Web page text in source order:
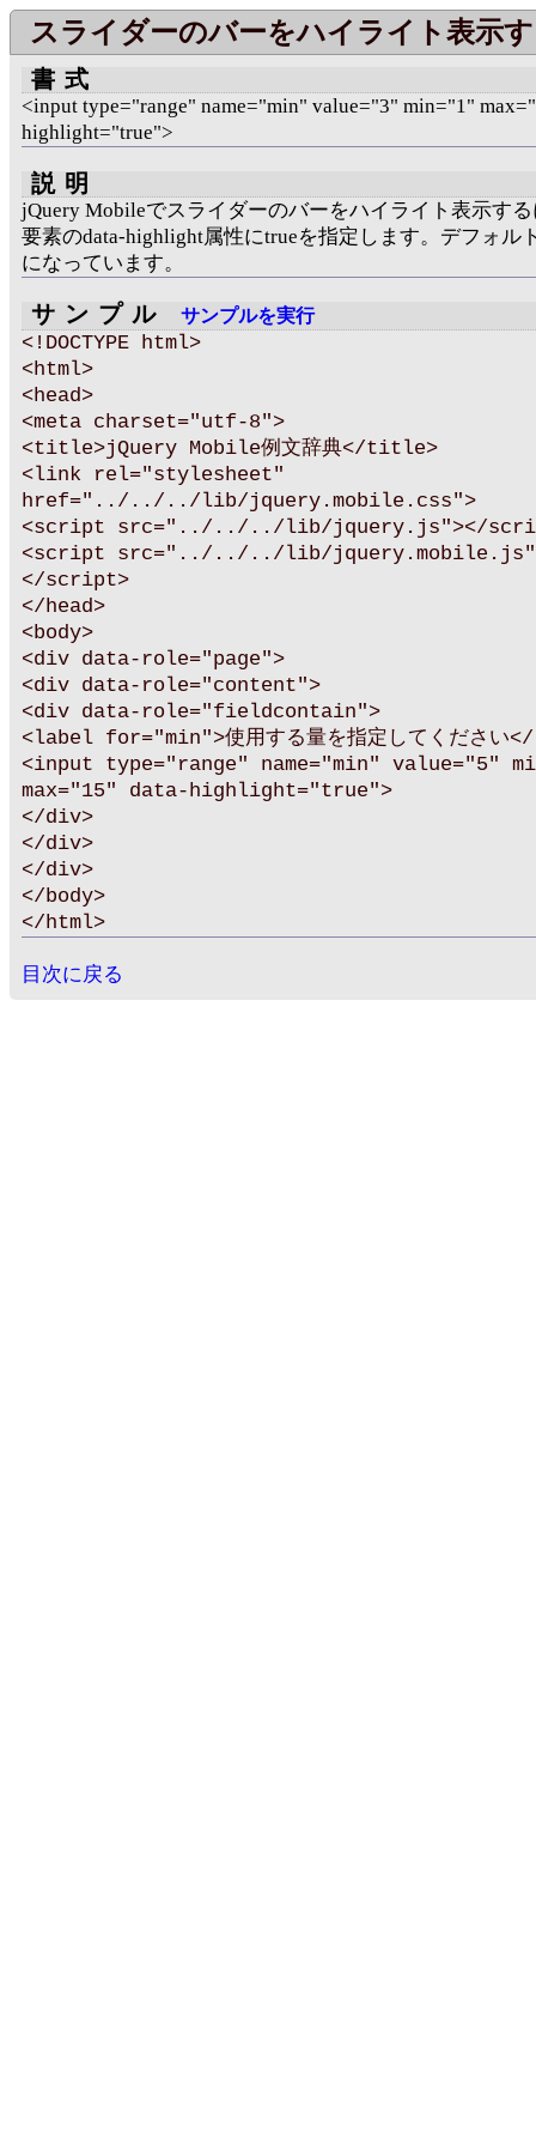
スライダーのバーをハイライト表示
書式
<input type="range" name="min" value="3" min="1"
highlight="true">
説明
jQuery Mobileでスライダーのバーをハイライト表示す
要素のdata-highlight属性にtrueを指定します。デフォル
になっています。
サンプル サンプルを実行
<!DOCTYPE html>
<html>
<head>
<meta charset="utf-8">
<title>jQuery Mobile例文辞典</title>
<link rel="stylesheet"
href="../../../lib/jquery.mobile.css">
<script src="../../../lib/jquery.js"></
<script src="../../../lib/
</script>
</head>
<body>
<div data-role="page">
<div data-role="content">
<div data-role="fieldcontain">
<label for="min">使用する量を指定してください
<input type="range" name="min" value="5"
max="15" data-highlight="true">
</div>
</div>
</div>
</body>
</html>
目次に戻る